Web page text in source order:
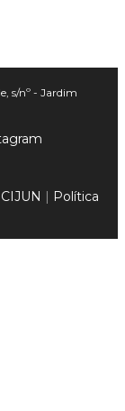
s/nº - Jardim
CIJUN | Política